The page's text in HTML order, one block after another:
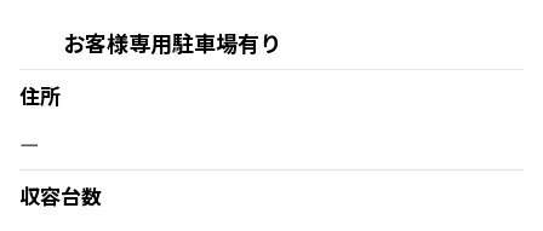
お客様専用駐車場有り
住所
ー
収容台数